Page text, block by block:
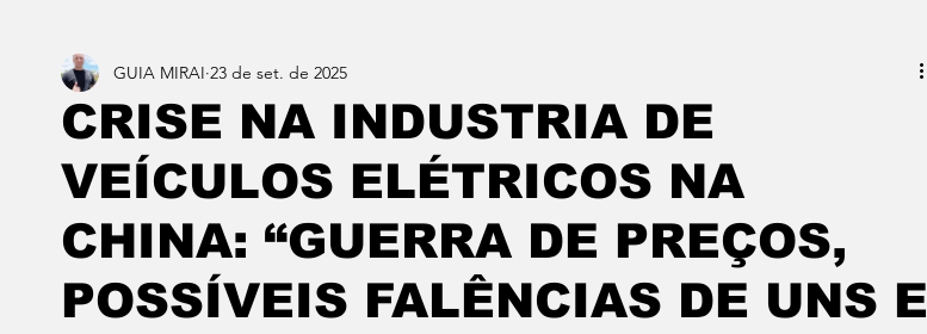
do mundo COPA DO MUNDO 2026
Miraí Muriaé Região Policial Brasil
Música Dengue
CRISE NA INDUSTRIA DE
VEÍCULOS ELÉTRICOS NA
CHINA: “GUERRA DE PREÇOS,
POSSÍVEIS FALÊNCIAS DE UNS E
GUIA MIRAI 23 de set. de 2025